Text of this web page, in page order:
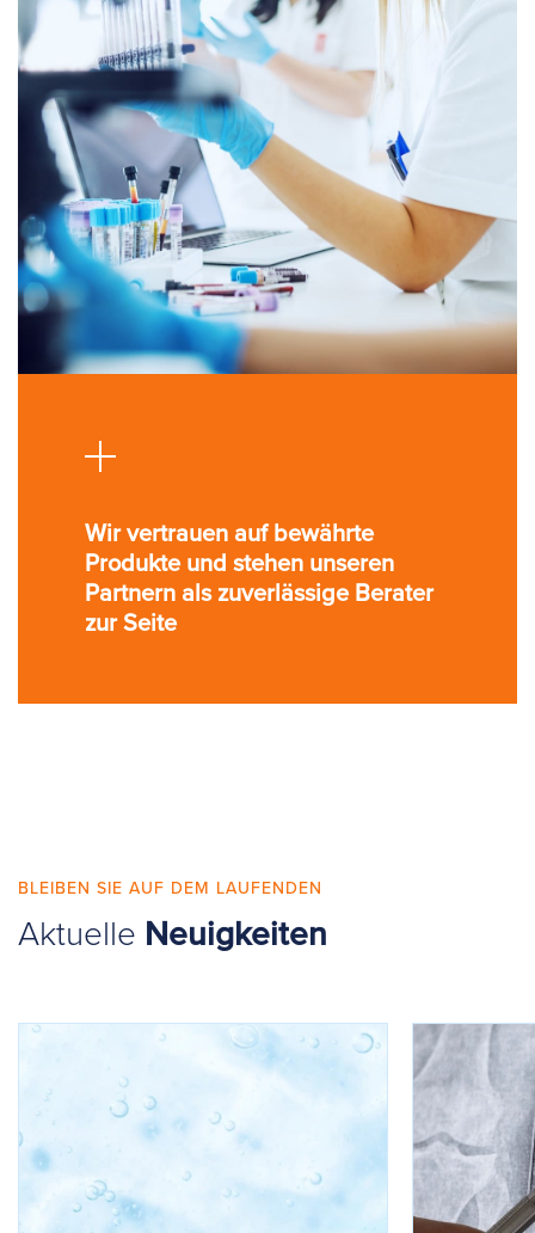
Wir vertrauen auf bewährte
Produkte und stehen unseren
Partnern als zuverlässige Berater
zur Seite
BLEIBEN SIE AUF DEM LAUFENDEN
Aktuelle Neuigkeiten